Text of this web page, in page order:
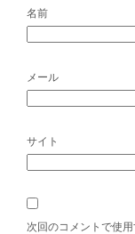
名前
メール
サイト
次回のコメントで使